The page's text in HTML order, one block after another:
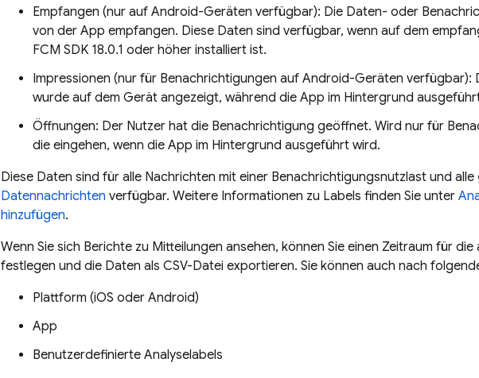
Empfangen (nur auf Android-Geräten verfügbar): Die Daten- oder
von der App empfangen. Diese Daten sind verfügbar, wenn auf dem
FCM SDK 18.0.1 oder höher installiert ist.
Impressionen (nur für Benachrichtigungen auf Android-Geräten verfügbar):
wurde auf dem Gerät angezeigt, während die App im Hintergrund
Öffnungen: Der Nutzer hat die Benachrichtigung geöffnet. Wird nur für
die eingehen, wenn die App im Hintergrund ausgeführt wird.
Diese Daten sind für alle Nachrichten mit einer Benachrichtigungsnutzlast und alle
Datennachrichten verfügbar. Weitere Informationen zu Labels finden Sie unter
hinzufügen.
Wenn Sie sich Berichte zu Mitteilungen ansehen, können Sie einen Zeitraum für
festlegen und die Daten als CSV-Datei exportieren. Sie können auch nach
Plattform (iOS oder Android)
App
Benutzerdefinierte Analyselabels